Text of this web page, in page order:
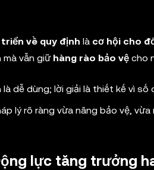
về quy định là cơ hội cho
vẫn giữ hàng rào bảo vệ cho
là dễ dùng; lời giải là thiết kế vì số
lý rõ ràng vừa nâng bảo vệ,
lực tăng trưởng